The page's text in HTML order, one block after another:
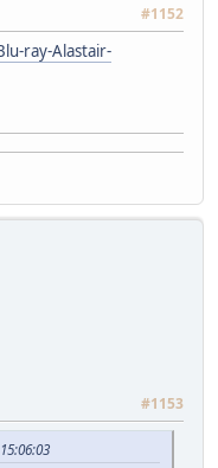
#1152
ray-Alastair-
#1153